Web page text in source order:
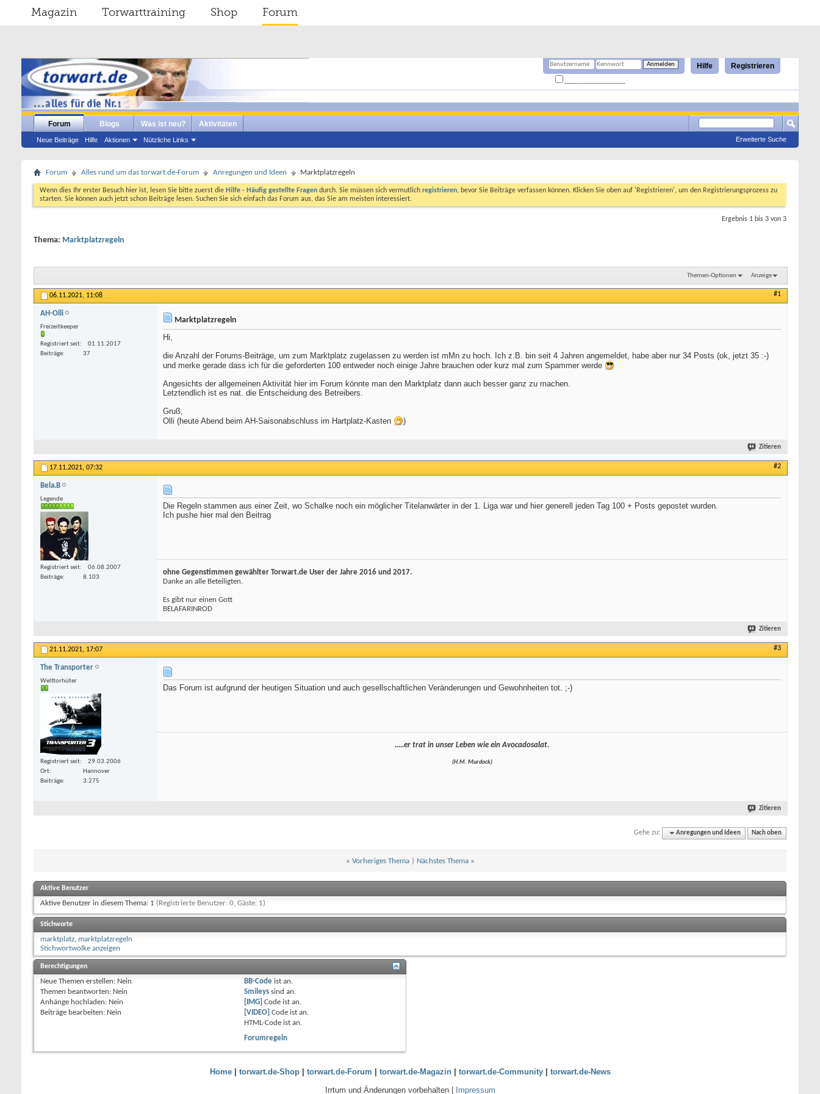
Magazin Torwarttraining Shop Forum
Registrieren
Hilfe
Forum
Neue Beiträge Hilfe Aktionen Nützliche Links
Blogs Was ist neu? Aktivitäten
Erweiterte Suche
Forum Alles rund um das torwart.de-Forum Anregungen und Ideen Marktplatzregeln
Wenn dies Ihr erster Besuch hier ist, lesen Sie bitte zuerst die Hilfe - Häufig gestellte Fragen durch. Sie müssen sich vermutlich registrieren, bevor Sie Beiträge verfassen können. Klicken Sie oben auf 'Registrieren', um den Registrierungsprozess zu
starten. Sie können auch jetzt schon Beiträge lesen. Suchen Sie sich einfach das Forum aus, das Sie am meisten interessiert.
Ergebnis 1 bis 3 von 3
Thema: Marktplatzregeln
Themen-Optionen Anzeige
06.11.2021, 11:08 #1
AH-Olli
Freizeitkeeper
Registriert seit
01.11.2017
Beiträge
37
Marktplatzregeln
Hi,
die Anzahl der Forums-Beiträge, um zum Marktplatz zugelassen zu werden ist mMn zu hoch. Ich z.B. bin seit 4 Jahren angemeldet, habe aber nur 34 Posts (ok, jetzt 35 :-)
und merke gerade dass ich für die geforderten 100 entweder noch einige Jahre brauchen oder kurz mal zum Spammer werde
Angesichts der allgemeinen Aktivität hier im Forum könnte man den Marktplatz dann auch besser ganz zu machen.
Letztendlich ist es nat. die Entscheidung des Betreibers.
Gruß,
Olli (heute Abend beim AH-Saisonabschluss im Hartplatz-Kasten
)
Zitieren
17.11.2021, 07:32 #2
Bela.B
Legende
Registriert seit
06.08.2007
Beiträge
8.103
Die Regeln stammen aus einer Zeit, wo Schalke noch ein möglicher Titelanwärter in der 1. Liga war und hier generell jeden Tag 100 + Posts gepostet wurden.
Ich pushe hier mal den Beitrag
ohne Gegenstimmen gewählter Torwart.de User der Jahre 2016 und 2017.
Danke an alle Beteiligten.
Es gibt nur einen Gott
BELAFARINROD
Zitieren
21.11.2021, 17:07 #3
The Transporter
Welttorhüter
Registriert seit
29.03.2006
Ort
Hannover
Beiträge
3.275
Das Forum ist aufgrund der heutigen Situation und auch gesellschaftlichen Veränderungen und Gewohnheiten tot. ;-)
.....er trat in unser Leben wie ein Avocadosalat.
(H.M. Murdock)
Zitieren
Gehe zu: Anregungen und Ideen Nach oben
« Vorheriges Thema| Nächstes Thema »
Aktive Benutzer
Aktive Benutzer in diesem Thema: 1 (Registrierte Benutzer: 0, Gäste: 1)
Stichworte
marktplatz, marktplatzregeln
Stichwortwolke anzeigen
Berechtigungen
Neue Themen erstellen: Nein
Themen beantworten: Nein
Anhänge hochladen: Nein
Beiträge bearbeiten: Nein
BB-Code istan.
Smileys sindan.
[IMG] Code istan.
[VIDEO] Code istan.
HTML-Code istan.
Forumregeln
Home| torwart.de-Shop| torwart.de-Forum | torwart.de-Magazin| torwart.de-Community| torwart.de-News
Irrtum und Änderungen vorbehalten | Impressum